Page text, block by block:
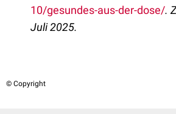
10/gesundes-aus-der-dose/.
Juli 2025.
© Copyright